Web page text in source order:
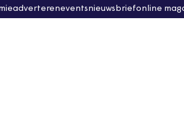
advertereneventsnieuwsbriefonline